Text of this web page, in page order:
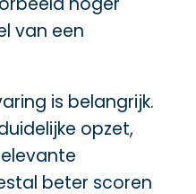
van een
is belangrijk.
opzet,
beter scoren